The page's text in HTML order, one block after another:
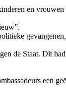
en
de Staat. Dit
een